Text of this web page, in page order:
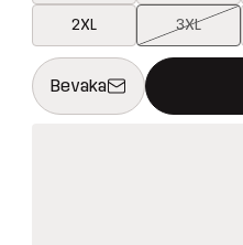
2XL 3XL
Bevaka
Denna knapp kommer att
{{size}} inte tillgänglig